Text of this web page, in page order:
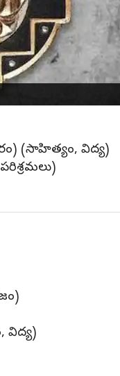
(సాహిత్యం, విద్య)
విద్య)